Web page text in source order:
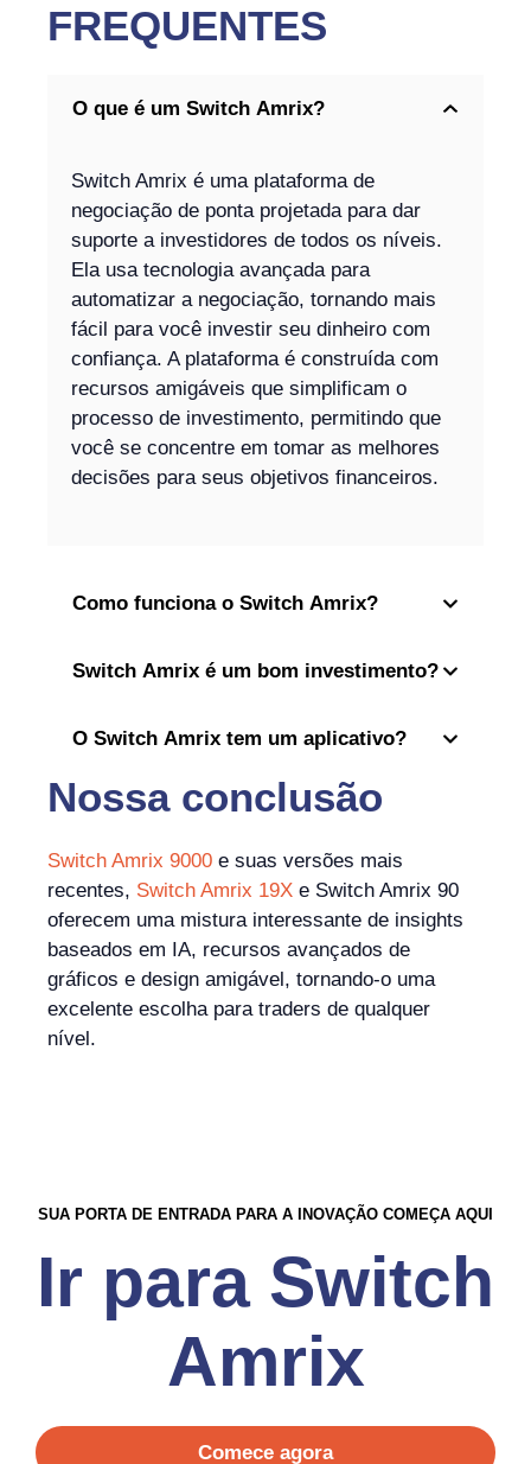
FREQUENTES
O que é um Switch Amrix?
Switch Amrix é uma plataforma de
negociação de ponta projetada para dar
suporte a investidores de todos os níveis.
Ela usa tecnologia avançada para
automatizar a negociação, tornando mais
fácil para você investir seu dinheiro com
confiança. A plataforma é construída com
recursos amigáveis que simplificam o
processo de investimento, permitindo que
você se concentre em tomar as melhores
decisões para seus objetivos financeiros.
Como funciona o Switch Amrix?
Switch Amrix é um bom investimento?
O Switch Amrix tem um aplicativo?
Nossa conclusão
Switch Amrix 9000 e suas versões mais
recentes, Switch Amrix 19X e Switch Amrix 90
oferecem uma mistura interessante de insights
baseados em IA, recursos avançados de
gráficos e design amigável, tornando-o uma
excelente escolha para traders de qualquer
nível.
SUA PORTA DE ENTRADA PARA A INOVAÇÃO COMEÇA AQUI
Ir para Switch
Amrix
Comece agora